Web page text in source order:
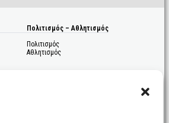
Πολιτισμός – Αθλητισμός
Πολιτισμός
Αθλητισμός